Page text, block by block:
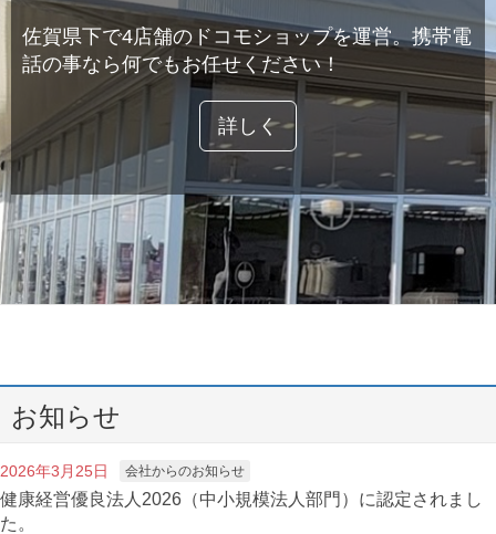
佐賀県下で4店舗のドコモショップを運営。携帯電
話の事なら何でもお任せください！
詳しく
お知らせ
2026年3月25日 会社からのお知らせ
健康経営優良法人2026（中小規模法人部門）に認定されまし
た。